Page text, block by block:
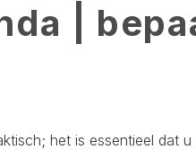
|
het is essentieel dat